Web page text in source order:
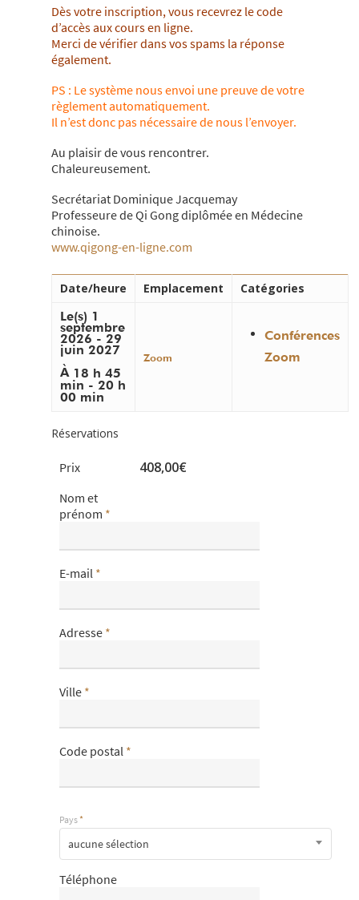
Dès votre inscription, vous recevrez le code
d’accès aux cours en ligne.
Merci de vérifier dans vos spams la réponse
également.
PS : Le système nous envoi une preuve de votre
règlement automatiquement.
Il n’est donc pas nécessaire de nous l’envoyer.
Au plaisir de vous rencontrer.
Chaleureusement.
Secrétariat Dominique Jacquemay
Professeure de Qi Gong diplômée en Médecine
chinoise.
www.qigong-en-ligne.com
Date/heure Emplacement
Catégories
Le(s) 1
septembre
2026 - 29
juin 2027
À 18 h 45
min - 20 h
00 min
Zoom
Conférences
Zoom
Réservations
Prix 408,00€
Nom et
prénom *
E-mail *
Adresse *
Ville *
Code postal *
Pays*
aucune sélection
Téléphone